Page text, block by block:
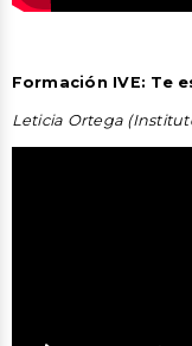
Formación IVE: Te
Leticia Ortega